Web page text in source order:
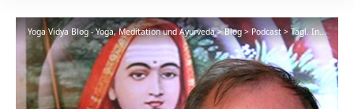
Yoga Vidya Blog - Yoga, Meditation und Ayurveda>Blog> Podcast> Tägl. Inspiration